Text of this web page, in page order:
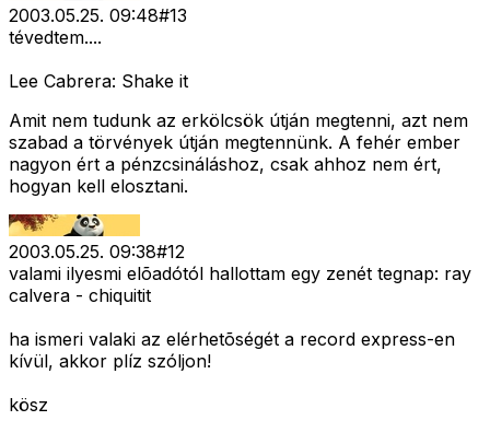
2003.05.25. 09:48#13
tévedtem....
Lee Cabrera: Shake it
Amit nem tudunk az erkölcsök útján megtenni, azt nem
szabad a törvények útján megtennünk. A fehér ember
nagyon ért a pénzcsináláshoz, csak ahhoz nem ért,
hogyan kell elosztani.
2003.05.25. 09:38#12
valami ilyesmi elõadótól hallottam egy zenét tegnap: ray
calvera - chiquitit
ha ismeri valaki az elérhetõségét a record express-en
kívül, akkor plíz szóljon!
kösz